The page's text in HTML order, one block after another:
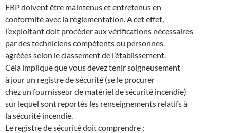
ERP doivent être maintenus et entretenus en
conformité avec la réglementation. A cet effet,
l’exploitant doit procéder aux vérifications nécessaires
par des techniciens compétents ou personnes
agréées selon le classement de l’établissement.
Cela implique que vous devez tenir soigneusement
à jour un registre de sécurité (se le procurer
chez un fournisseur de matériel de sécurité incendie)
sur lequel sont reportés les renseignements relatifs à
la sécurité incendie.
Le registre de sécurité doit comprendre :